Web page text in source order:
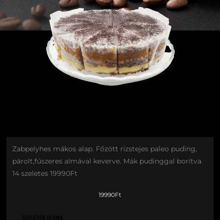
Zabpelyhes mákos alap. Főzött rizstejes paleo puding,
párolt,fűszeres almával keverve. Mák pudinggal borítva.
14 szeletes 19990Ft
19990Ft